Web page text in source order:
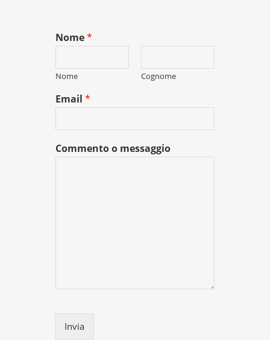
Nome*
Nome Cognome
Email*
Commento o messaggio
Invia